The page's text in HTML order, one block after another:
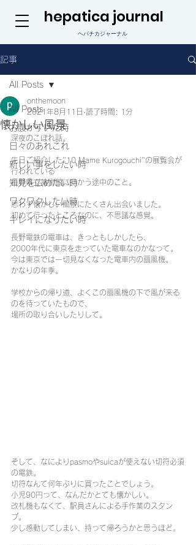
hepatica journal
ヘパチカジャーナル
記事
All Posts
お腹がすいた時
日々のあれこれ
新しい事をしたい時
知見を広めたい時
ワクワクしたい時
キレイになりたい時
All Posts
懐かしい風景
onthemoon
2021年8月11日 読了時間: 1分
深夜のこぼれ話。
先日ご紹介した"10 Mame Kurogouchi"の展覧会が
行われている
長野県立美術館に向かう途中のこと。
思わず懐かしい風景にたくさん出会いました。
初めて行ったところなのに、不思議な感覚。
長野電鉄の電車は、きっともしかしたら、
2000年代に東京を走っていた電車なのかなって。
今は東京では一切見なくなった電車内の扇風機。
かなりの年季。
学校からの帰り道、よくこの扇風機の下で風が来る
のを待っていたもので、
場所の取り合いしたりして。
そして、なによりpasmoやsuicaが使えない切符必須
の電鉄。
切符なんて何年ぶりに買ったことでしょう。
小児90円って、なんだかとても懐かしい。
改札機もなくて、駅員さんによる手作業のスタン
プ。
少し感動してしまい、持って帰ろうかと思うほど。